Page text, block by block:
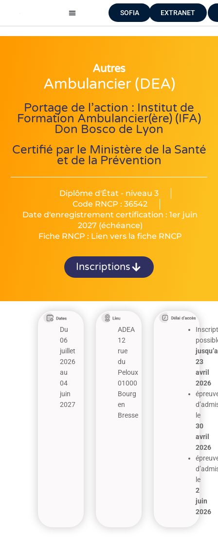
contenu
SOFIA EXTRANET
Autres
Ambulancier (DEA)
Portage de l’action : Institut de
Formation Ambulancier(ère) (IFA)
Don Bosco de Lyon
Certifié par le Ministère de la Santé
et de la Prévention
Diplôme d'État - niveau 3
Code RNCP : 36542
Date d'enregistrement certification : 1er juin
2027 (échéance)
Fiche RNCP : Lien vers la fiche RNCP
Inscriptions
Du
06
juillet
2026
au
04
juin
2027
ADEA
12
rue
du
Peloux
01000
Bourg
en
Bresse
23
avril
2026
le
30
avril
2026
le
2
juin
2026